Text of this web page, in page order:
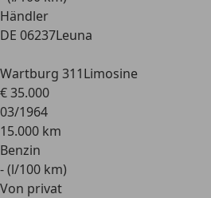
Händler
DE 06237Leuna
Wartburg 311Limosine
€ 35.000
03/1964
15.000 km
Benzin
- (l/100 km)
Von privat